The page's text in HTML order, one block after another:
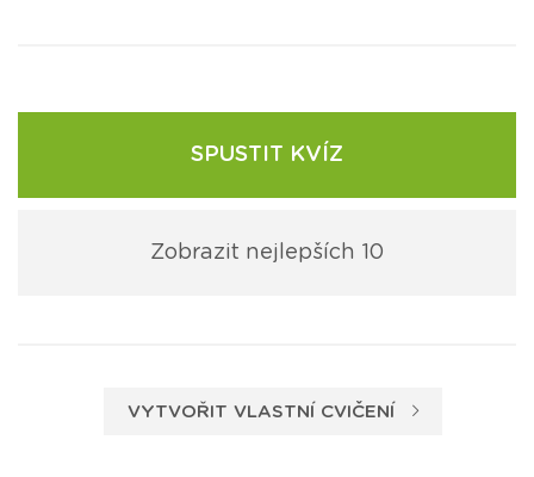
SPUSTIT KVÍZ
Zobrazit nejlepších 10
VYTVOŘIT VLASTNÍ CVIČENÍ